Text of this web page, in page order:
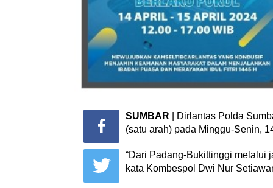
SUMBAR | Dirlantas Polda
(satu arah) pada Minggu-Senin,
“Dari Padang-Bukittinggi melalui
kata Kombespol Dwi Nur